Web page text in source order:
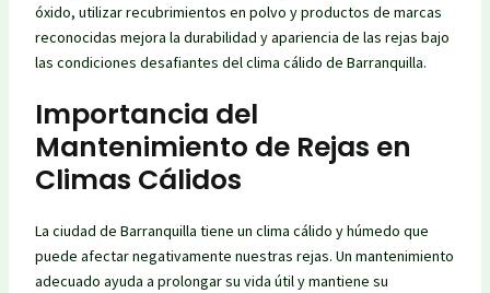
óxido, utilizar recubrimientos en polvo y productos de marcas
reconocidas mejora la durabilidad y apariencia de las rejas bajo
las condiciones desafiantes del clima cálido de Barranquilla.
Importancia del
Mantenimiento de Rejas en
Climas Cálidos
La ciudad de Barranquilla tiene un clima cálido y húmedo que
puede afectar negativamente nuestras rejas. Un mantenimiento
adecuado ayuda a prolongar su vida útil y mantiene su